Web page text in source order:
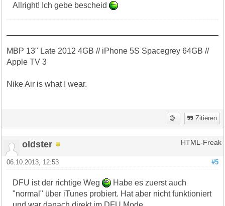
Allright! Ich gebe bescheid
MBP 13" Late 2012 4GB // iPhone 5S Spacegrey 64GB //
Apple TV 3
Nike Air is what I wear.
Zitieren
oldster HTML-Freak
#5
06.10.2013, 12:53
DFU ist der richtige Weg
Habe es zuerst auch
"normal" über iTunes probiert. Hat aber nicht funktioniert